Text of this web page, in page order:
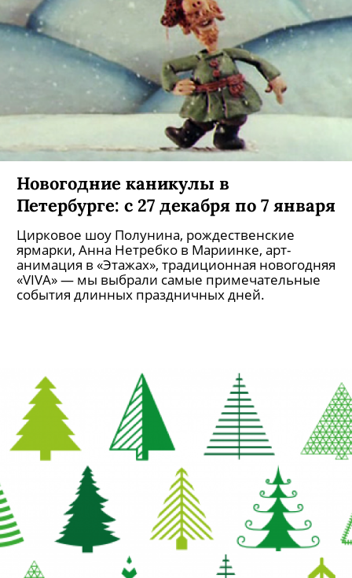
Новогодние каникулы в
Петербурге: с 27 декабря по 7 января
Цирковое шоу Полунина, рождественские
ярмарки, Анна Нетребко в Мариинке, арт-
анимация в «Этажах», традиционная новогодняя
«VIVA» — мы выбрали самые примечательные
события длинных праздничных дней.